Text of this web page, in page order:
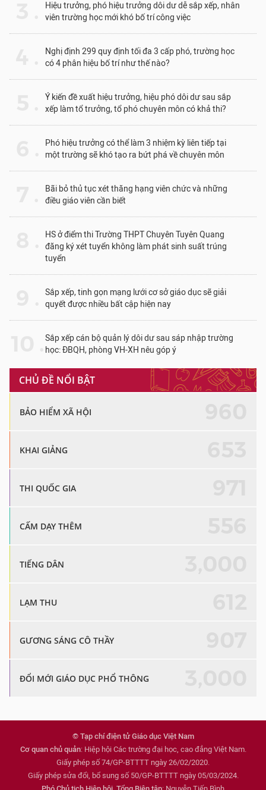
Hiệu trưởng, phó hiệu trưởng dôi dư dễ sắp xếp, nhân
viên trường học mới khó bố trí công việc
Nghị định 299 quy định tối đa 3 cấp phó, trường học
có 4 phân hiệu bố trí như thế nào?
Ý kiến đề xuất hiệu trưởng, hiệu phó dôi dư sau sắp
xếp làm tổ trưởng, tổ phó chuyên môn có khả thi?
Phó hiệu trưởng có thể làm 3 nhiệm kỳ liên tiếp tại
một trường sẽ khó tạo ra bứt phá về chuyên môn
Bãi bỏ thủ tục xét thăng hạng viên chức và những
điều giáo viên cần biết
HS ở điểm thi Trường THPT Chuyên Tuyên Quang
đăng ký xét tuyển không làm phát sinh suất trúng
tuyển
Sắp xếp, tinh gọn mạng lưới cơ sở giáo dục sẽ giải
quyết được nhiều bất cập hiện nay
Sắp xếp cán bộ quản lý dôi dư sau sáp nhập trường
học: ĐBQH, phòng VH-XH nêu góp ý
CHỦ ĐỀ NỔI BẬT
BẢO HIỂM XÃ HỘI
KHAI GIẢNG
THI QUỐC GIA
CẤM DẠY THÊM
TIẾNG DÂN
LẠM THU
GƯƠNG SÁNG CÔ THẦY
ĐỔI MỚI GIÁO DỤC PHỔ THÔNG
© Tạp chí điện tử Giáo dục Việt Nam
Cơ quan chủ quản: Hiệp hội Các trường đại học, cao đẳng Việt Nam.
Giấy phép số 74/GP-BTTTT ngày 26/02/2020.
Giấy phép sửa đổi, bổ sung số 50/GP-BTTTT ngày 05/03/2024.